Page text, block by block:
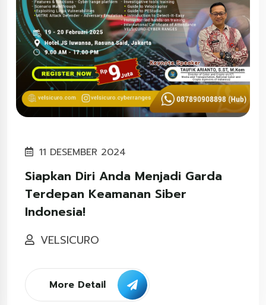
11 DESEMBER 2024
Siapkan Diri Anda Menjadi Garda
Terdepan Keamanan Siber
Indonesia!
VELSICURO
More Detail